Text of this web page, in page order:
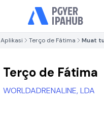
Aplikasi Terço de Fátima Muat
Terço de Fátima
WORLDADRENALINE, LDA